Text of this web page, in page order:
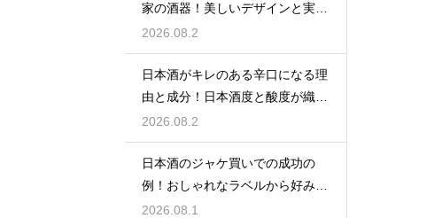
家の酒器！美しいデザインと実用
性を堪能
2026.08.2
日本酒がキレのある辛口になる理
由と成分！日本酒度と酸度が織り
なす味
2026.08.2
日本酒のジャケ買いでの成功の
例！おしゃれなラベルから好みの
味を探す
2026.08.1